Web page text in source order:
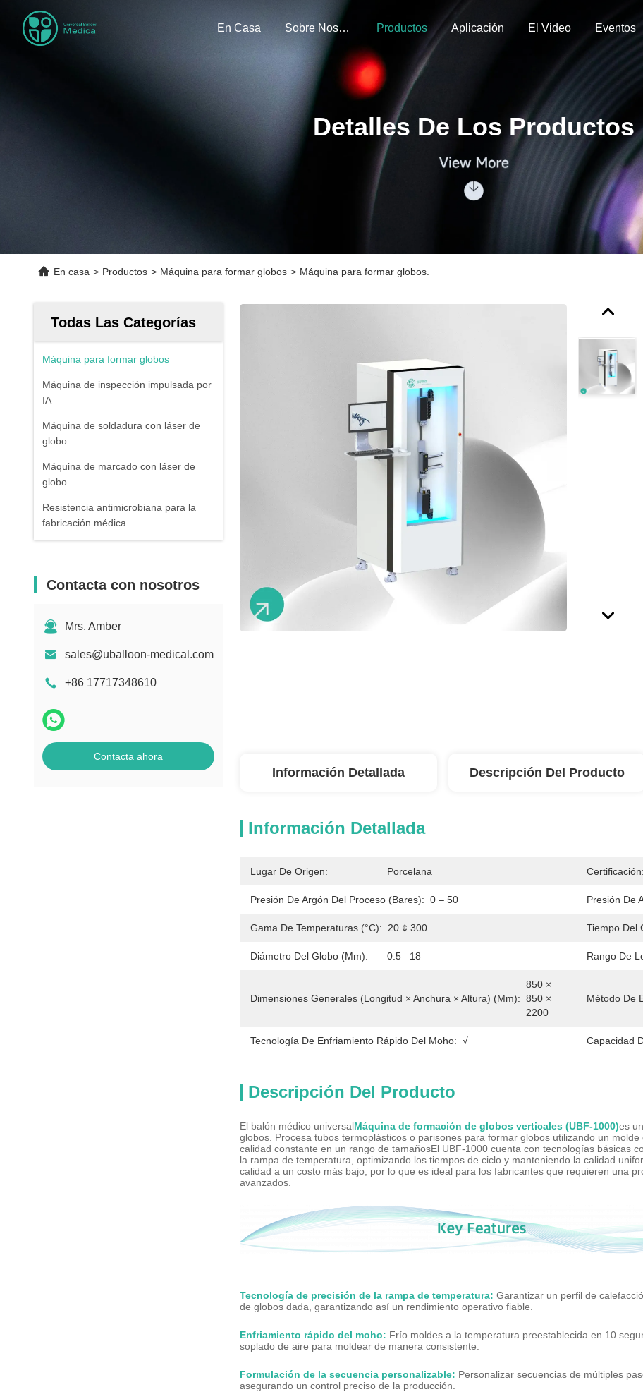
En Casa Sobre Nosotros Productos Aplicación El Video Eventos
Detalles De Los Productos
En casa > Productos > Máquina para formar globos > Máquina para formar globos.
Todas Las Categorías
Máquina para formar globos
Máquina de inspección impulsada por
IA
Máquina de soldadura con láser de
globo
Máquina de marcado con láser de
globo
Resistencia antimicrobiana para la
fabricación médica
Contacta con nosotros
Mrs. Amber
sales@uballoon-medical.com
+86 17717348610
Contacta ahora
Información Detallada Descripción Del Producto
Información Detallada
Lugar De Origen: Porcelana Certificación:
Presión De Argón Del Proceso (bares): 0 – 50 Presión De
Gama De Temperaturas (°C): 20 ¢ 300 Tiempo Del
Diámetro Del Globo (mm): 0.5   18 Rango De
Dimensiones Generales (longitud × Anchura × Altura) (mm):
850 ×
850 ×
2200
Método De
Tecnología De Enfriamiento Rápido Del Moho: √ Capacidad
Descripción Del Producto
El balón médico universalMáquina de formación de globos verticales (UBF-1000)es
globos. Procesa tubos termoplásticos o parisones para formar globos utilizando un
calidad constante en un rango de tamañosEl UBF-1000 cuenta con tecnologías básicas
la rampa de temperatura, optimizando los tiempos de ciclo y manteniendo la calidad
calidad a un costo más bajo, por lo que es ideal para los fabricantes que requieren una
avanzados.
Tecnología de precisión de la rampa de temperatura: Garantizar un perfil de
de globos dada, garantizando así un rendimiento operativo fiable.
Enfriamiento rápido del moho: Frío moldes a la temperatura preestablecida en 10
soplado de aire para moldear de manera consistente.
Formulación de la secuencia personalizable: Personalizar secuencias de múltiples
asegurando un control preciso de la producción.